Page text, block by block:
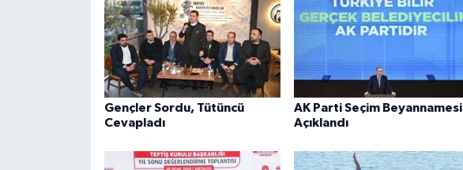
Gençler Sordu, Tütüncü
Cevapladı
AK Parti Seçim Beyannamesi
Açıklandı